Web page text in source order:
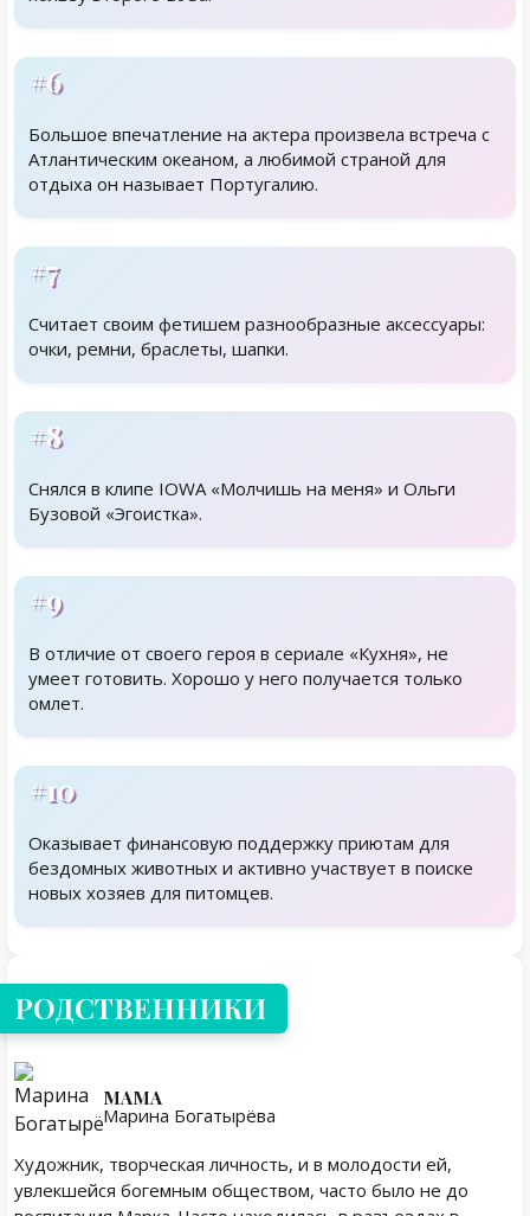
#6
Большое впечатление на актера произвела встреча с
Атлантическим океаном, а любимой страной для
отдыха он называет Португалию.
#7
Считает своим фетишем разнообразные аксессуары:
очки, ремни, браслеты, шапки.
#8
Снялся в клипе IOWA «Молчишь на меня» и Ольги
Бузовой «Эгоистка».
#9
В отличие от своего героя в сериале «Кухня», не
умеет готовить. Хорошо у него получается только
омлет.
#10
Оказывает финансовую поддержку приютам для
бездомных животных и активно участвует в поиске
новых хозяев для питомцев.
Родственники
РОДСТВЕННИКИ
МАМА
Марина Богатырёва
Художник, творческая личность, и в молодости ей,
увлекшейся богемным обществом, часто было не до